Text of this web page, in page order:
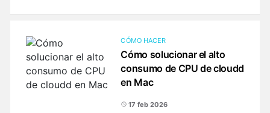
CÓMO HACER
Cómo solucionar el alto
consumo de CPU de cloudd
en Mac
17 feb 2026